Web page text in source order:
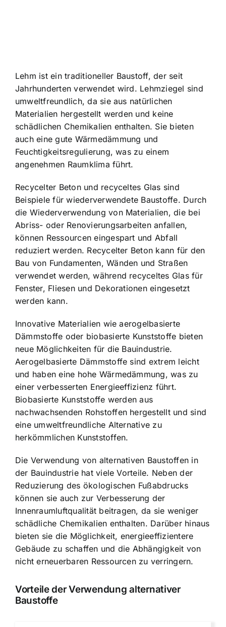
Lehm ist ein traditioneller Baustoff, der seit
Jahrhunderten verwendet wird. Lehmziegel sind
umweltfreundlich, da sie aus natürlichen
Materialien hergestellt werden und keine
schädlichen Chemikalien enthalten. Sie bieten
auch eine gute Wärmedämmung und
Feuchtigkeitsregulierung, was zu einem
angenehmen Raumklima führt.
Recycelter Beton und recyceltes Glas sind
Beispiele für wiederverwendete Baustoffe. Durch
die Wiederverwendung von Materialien, die bei
Abriss- oder Renovierungsarbeiten anfallen,
können Ressourcen eingespart und Abfall
reduziert werden. Recycelter Beton kann für den
Bau von Fundamenten, Wänden und Straßen
verwendet werden, während recyceltes Glas für
Fenster, Fliesen und Dekorationen eingesetzt
werden kann.
Innovative Materialien wie aerogelbasierte
Dämmstoffe oder biobasierte Kunststoffe bieten
neue Möglichkeiten für die Bauindustrie.
Aerogelbasierte Dämmstoffe sind extrem leicht
und haben eine hohe Wärmedämmung, was zu
einer verbesserten Energieeffizienz führt.
Biobasierte Kunststoffe werden aus
nachwachsenden Rohstoffen hergestellt und sind
eine umweltfreundliche Alternative zu
herkömmlichen Kunststoffen.
Die Verwendung von alternativen Baustoffen in
der Bauindustrie hat viele Vorteile. Neben der
Reduzierung des ökologischen Fußabdrucks
können sie auch zur Verbesserung der
Innenraumluftqualität beitragen, da sie weniger
schädliche Chemikalien enthalten. Darüber hinaus
bieten sie die Möglichkeit, energieeffizientere
Gebäude zu schaffen und die Abhängigkeit von
nicht erneuerbaren Ressourcen zu verringern.
Vorteile der Verwendung alternativer
Baustoffe